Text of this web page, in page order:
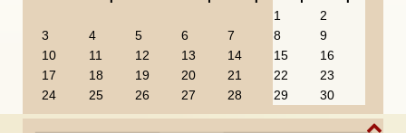
s
e
a
r
o
t
h
1
2
3
4 5 6 7 8
9
10
11 12 13 14 15
16
17
18 19 20 21 22
23
24
25 26 27 28 29 30